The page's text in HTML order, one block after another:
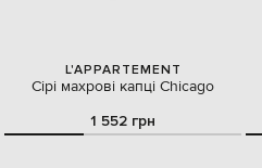
L'APPARTEMENT
Сірі махрові капці Chicago
1 552 грн